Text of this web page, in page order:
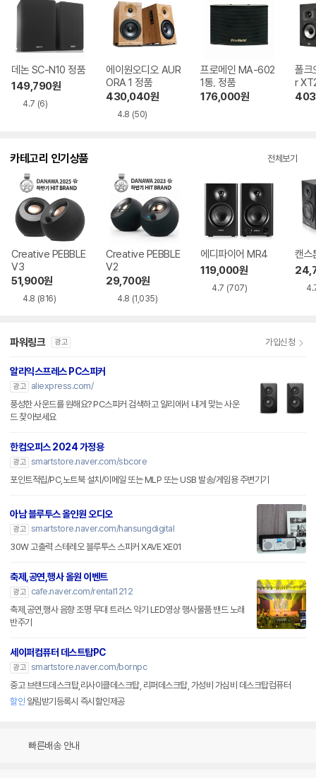
데논 SC-N10 정품
149,790원
4.7 (6)
에이원오디오 AUR
ORA 1 정품
430,040원
4.8 (50)
프로메인 MA-602
1통, 정품
176,000원
폴크
r
카테고리 인기상품 전체보기
Creative PEBBLE
V3
51,900원
4.8 (816)
Creative PEBBLE
V2
29,700원
4.8 (1,035)
에디파이어 MR4
119,000원
4.7 (707)
캔스
파워링크 광고 가입신청
알리익스프레스 PC스피커
광고
aliexpress.com/
풍성한 사운드를 원해요? PC스피커 검색하고 알리에서 내게 맞는 사운
드 찾아보세요
한컴오피스 2024 가정용
광고 smartstore.naver.com/sbcore
포인트적립/PC,노트북 설치/이메일 또는 MLP 또는 USB 발송/게임용 주변기기
아남 블루투스 올인원 오디오
광고 smartstore.naver.com/hansungdigital
30W 고출력 스테레오 블루투스 스피커 XAVE XE01
축제,공연,행사 올원 이벤트
광고
cafe.naver.com/rental1212
축제,공연,행사 음향 조명 무대 트러스 악기 LED영상 행사물품 밴드 노래
반주기
세이퍼컴퓨터 데스트탑PC
광고 smartstore.naver.com/bornpc
중고 브랜드데스크탑,리사이클데스크탑, 리퍼데스크탑, 가성비 가심비 데스크탑컴퓨터
할인 알림받기등록시 즉시할인제공
빠른배송 안내